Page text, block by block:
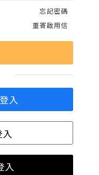
忘記密碼
重寄啟用信
入
入